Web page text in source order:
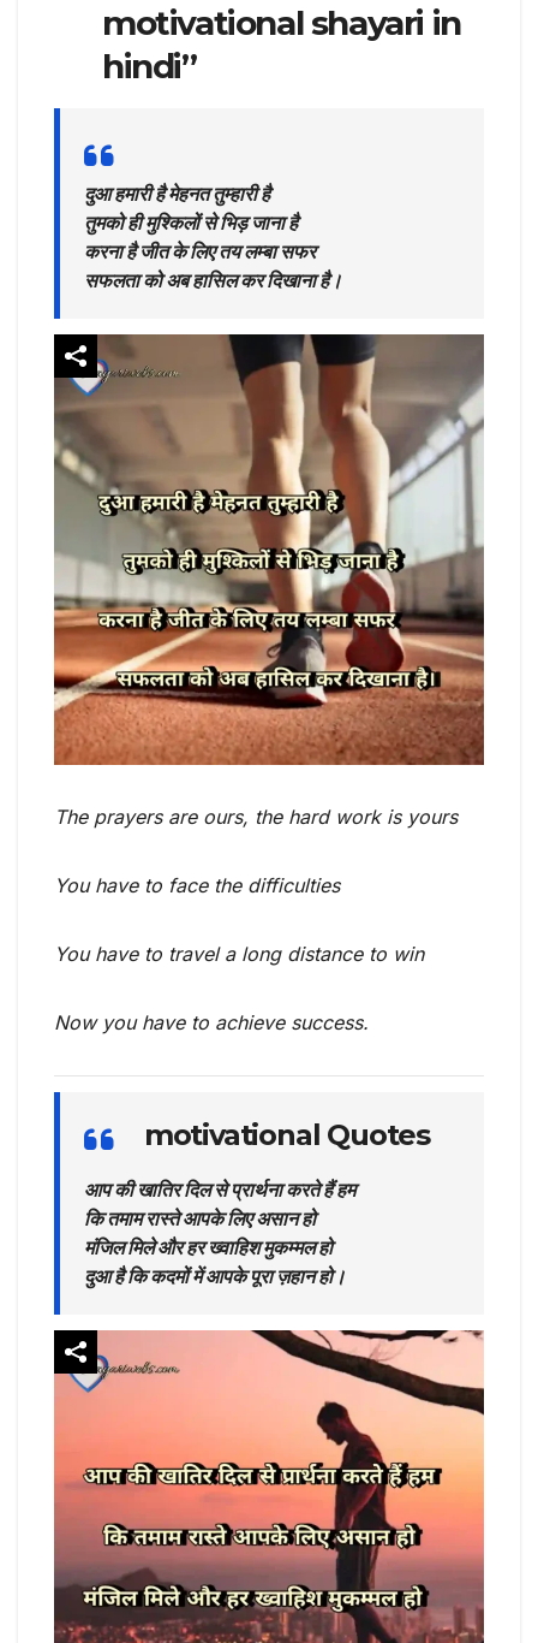
motivational shayari in
hindi”
दुआ हमारी है मेहनत तुम्हारी है
तुमको ही मुश्किलों से भिड़ जाना है
करना है जीत के लिए तय लम्बा सफर
सफलता को अब हासिल कर दिखाना है।
The prayers are ours, the hard work is yours
You have to face the difficulties
You have to travel a long distance to win
Now you have to achieve success.
motivational Quotes
आप की खातिर दिल से प्रार्थना करते हैं हम
कि तमाम रास्ते आपके लिए असान हो
मंजिल मिले और हर ख्वाहिश मुकम्मल हो
दुआ है कि कदमों में आपके पूरा ज़हान हो।